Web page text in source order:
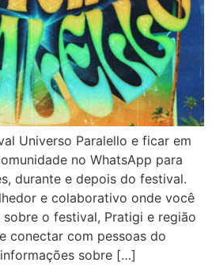
Universo Paralello e ficar em
no WhatsApp para
durante e depois do festival.
e colaborativo onde você
o festival, Pratigi e região
conectar com pessoas do
sobre […]